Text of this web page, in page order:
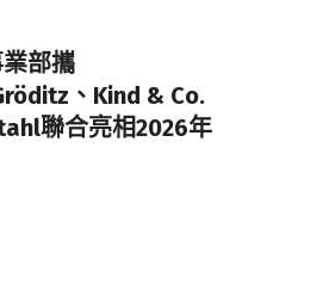
部攜
、Kind & Co.
聯合亮相2026年